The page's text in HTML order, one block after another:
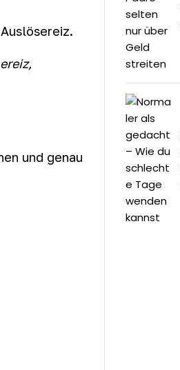
und genau